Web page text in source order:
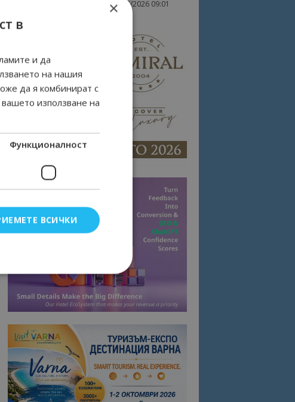
17/06/2026 09:01
×
в
и да
на нашия
да я комбинират с
използване на
Функционалност
ВСИЧКИ
влизане и
запомните съгласието
на бисквитки на сайта.